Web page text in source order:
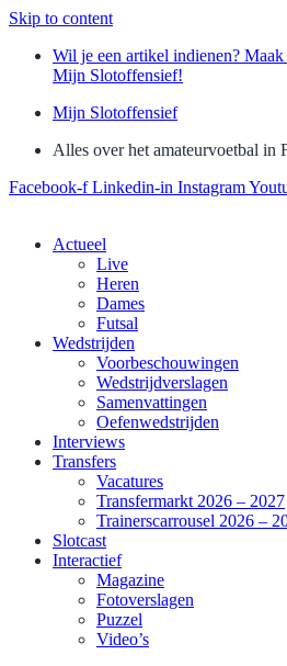
Skip to content
Wil je een artikel indienen?
Mijn Slotoffensief!
Mijn Slotoffensief
Alles over het amateurvoetbal in
Facebook-f Linkedin-in Instagram
Actueel
Live
Heren
Dames
Futsal
Wedstrijden
Voorbeschouwingen
Wedstrijdverslagen
Samenvattingen
Oefenwedstrijden
Interviews
Transfers
Vacatures
Transfermarkt 2026 – 2027
Trainerscarrousel 2026 –
Slotcast
Interactief
Magazine
Fotoverslagen
Puzzel
Video’s